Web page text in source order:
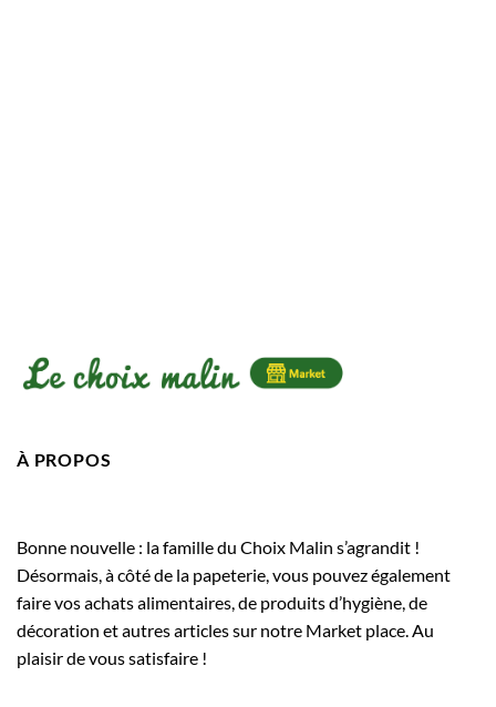
À PROPOS
Bonne nouvelle : la famille du Choix Malin s’agrandit !
Désormais, à côté de la papeterie, vous pouvez également
faire vos achats alimentaires, de produits d’hygiène, de
décoration et autres articles sur notre Market place. Au
plaisir de vous satisfaire !